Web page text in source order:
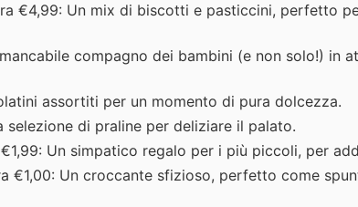
€4,99: Un mix di biscotti e pasticcini, perfetto
compagno dei bambini (e non solo!) in
assortiti per un momento di pura dolcezza.
selezione di praline per deliziare il palato.
Un simpatico regalo per i più piccoli, per
€1,00: Un croccante sfizioso, perfetto come